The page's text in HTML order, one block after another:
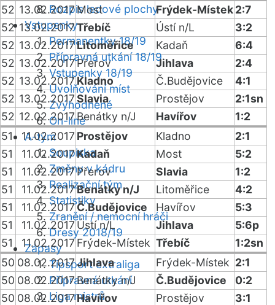
Rozpis ledové plochy
Vstupenky
Permanentky 18/19
Přípravná utkání 18/19
Vstupenky 18/19
Uvolňování míst
Zvýhodněné
On-line
A-tým
Soupiska
Změny v kádru
Realizační tým
Statistiky
Zranění / nemocní hráči
Dresy 2018/19
Zápasy
Tipsport extraliga
Přípravná utkání
Liga mistrů
52 13.02.2017Most Frýdek-Místek2:7
52 13.02.2017Třebíč Ústí n/L
3:2
52 13.02.2017Litoměřice Kadaň
6:4
52 13.02.2017Přerov Jihlava
2:4
52 13.02.2017Kladno Č.Budějovice
4:1
52 13.02.2017Slavia Prostějov
2:1sn
52 12.02.2017Benátky n/J Havířov
1:2
51
11.02.2017 Prostějov Kladno
2:1
51
11.02.2017Kadaň Most
5:2
51
11.02.2017Přerov Slavia
1:2
51
11.02.2017Benátky n/J Litoměřice
4:2
51
11.02.2017Č.Budějovice Havířov
5:3
51
11.02.2017 Ústí n/L Jihlava
5:6p
51
11.02.2017Frýdek-Místek Třebíč
1:2sn
50 08.02.2017Jihlava Frýdek-Místek 2:1
50 08.02.2017Benátky n/J Č.Budějovice
0:2
50 08.02.2017Havířov Prostějov
3:1